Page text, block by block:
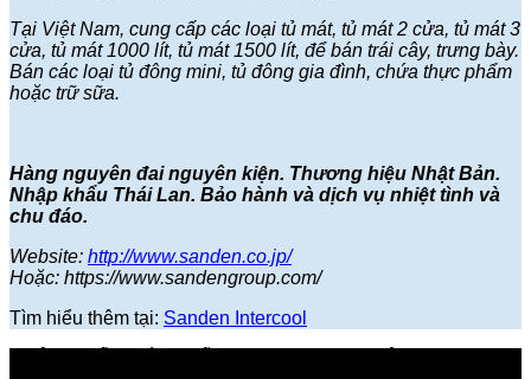
Tại Việt Nam, cung cấp các loại tủ mát, tủ mát 2 cửa, tủ mát 3
cửa, tủ mát 1000 lít, tủ mát 1500 lít, để bán trái cây, trưng bày.
Bán các loại tủ đông mini, tủ đông gia đình, chứa thực phẩm
hoặc trữ sữa.
Hàng nguyên đai nguyên kiện. Thương hiệu Nhật Bản.
Nhập khẩu Thái Lan. Bảo hành và dịch vụ nhiệt tình và
chu đáo.
Website: http://www.sanden.co.jp/
Hoặc: https://www.sandengroup.com/
Tìm hiểu thêm tại: Sanden Intercool